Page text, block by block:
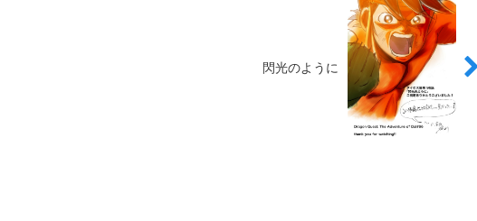
閃光のように